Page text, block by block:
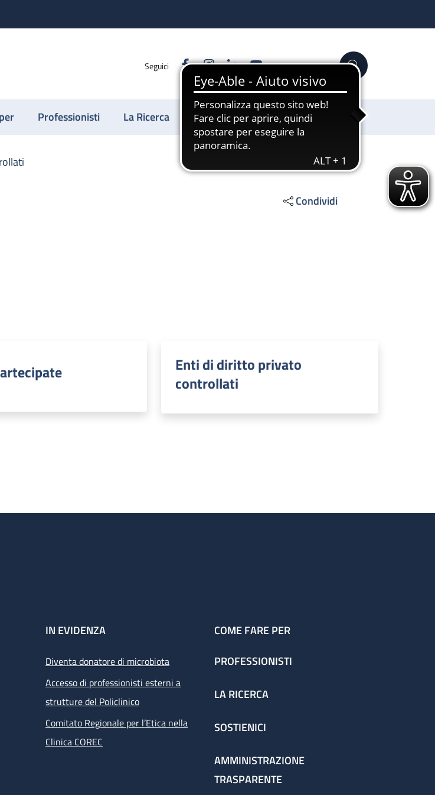
Seguici FacebookInstagram
LinkedinYouTube Cerca
Professionisti La Ricerca Sostienici
Condividi
Enti di diritto privato
controllati
IN EVIDENZA
Diventa donatore di microbiota
Accesso di professionisti esterni a
strutture del Policlinico
Comitato Regionale per l’Etica nella
Clinica COREC
COME FARE PER
PROFESSIONISTI
LA RICERCA
SOSTIENICI
AMMINISTRAZIONE
TRASPARENTE